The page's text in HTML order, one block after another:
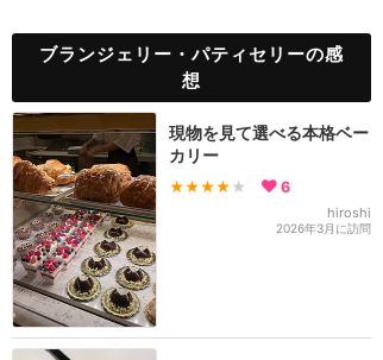
ブランジェリー・パティセリーの感
想
現物を見て選べる本格ベー
カリー
★★★★ ★ 6
hiroshi
2026年3月に訪問